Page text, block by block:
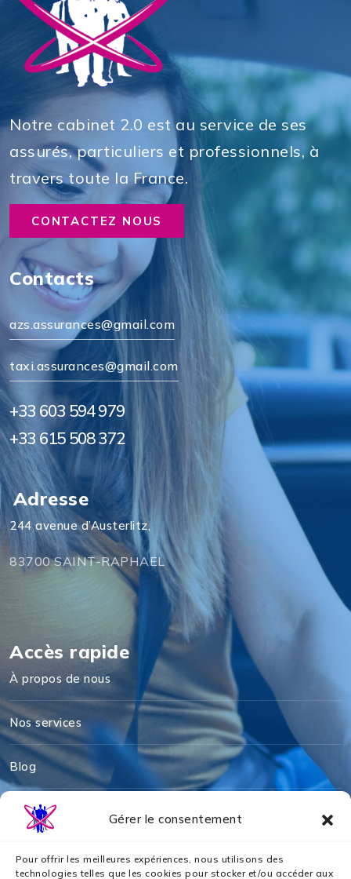
Gérer le consentement
Pour offrir les meilleures expériences, nous utilisons des
technologies telles que les cookies pour stocker et/ou accéder aux
Notre cabinet 2.0 est au service de ses
assurés, particuliers et professionnels, à
travers toute la France.
CONTACTEZ NOUS
Contacts
azs.assurances@gmail.com
taxi.assurances@gmail.com
+33 603 594 979
+33 615 508 372
Adresse
244 avenue d’Austerlitz,
83700 SAINT-RAPHAEL
Accès rapide
À propos de nous
Nos services
Blog
Mentions légales
Politique de cookies